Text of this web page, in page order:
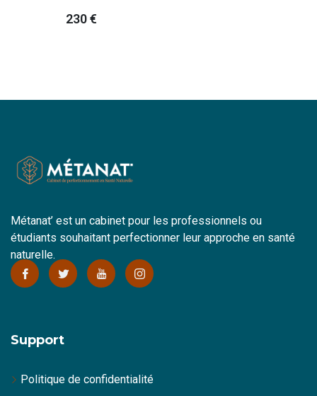
230€
Métanat’ est un cabinet pour les professionnels ou
étudiants souhaitant perfectionner leur approche en santé
naturelle.
Support
Politique de confidentialité